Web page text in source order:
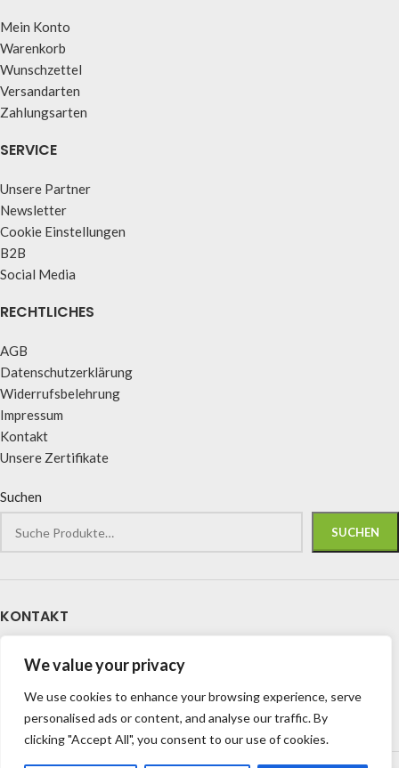
We value your privacy
We use cookies to enhance your browsing experience, serve
personalised ads or content, and analyse our traffic. By
clicking "Accept All", you consent to our use of cookies.
Mein Konto
Warenkorb
Wunschzettel
Versandarten
Zahlungsarten
SERVICE
Unsere Partner
Newsletter
Cookie Einstellungen
B2B
Social Media
RECHTLICHES
AGB
Datenschutzerklärung
Widerrufsbelehrung
Impressum
Kontakt
Unsere Zertifikate
Suchen
SUCHEN
KONTAKT
BIOHOF STAMM
Mittlere Gasse 2
97854 Steinfeld Hausen
Deutschland
Mail: info@biohof-stamm.de
Copyright by BIOHOF STAMMSteinfeld2025